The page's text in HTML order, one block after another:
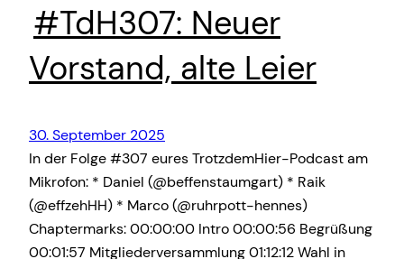
#TdH307: Neuer
Vorstand, alte Leier
30. September 2025
In der Folge #307 eures TrotzdemHier-Podcast am
Mikrofon: * Daniel (@beffenstaumgart) * Raik
(@effzehHH) * Marco (@ruhrpott-hennes)
Chaptermarks: 00:00:00 Intro 00:00:56 Begrüßung
00:01:57 Mitgliederversammlung 01:12:12 Wahl in